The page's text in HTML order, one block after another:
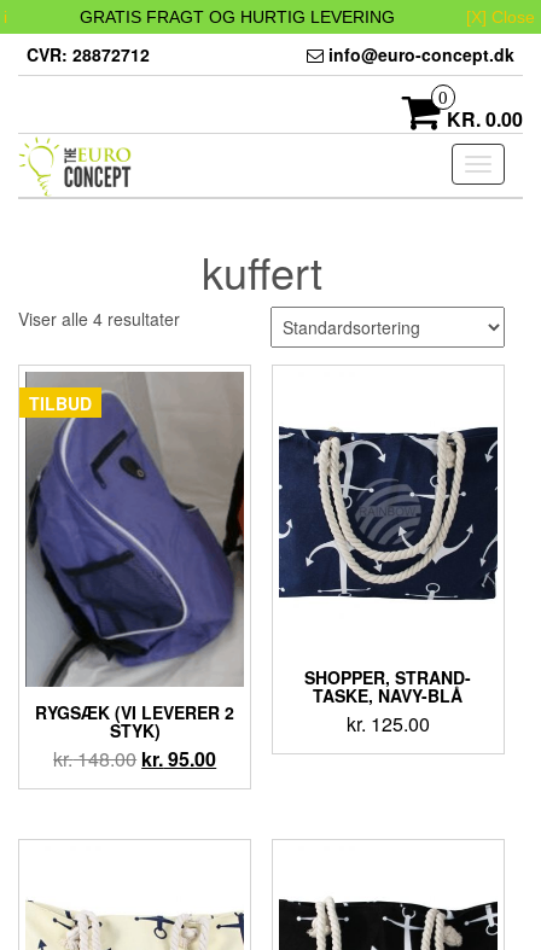
i GRATIS FRAGT OG HURTIG LEVERING [X] Close
SkipCVR: 28872712 info@euro-concept.dk
0
KR. 0.00
Toggle
kuffert
Viser alle 4 resultater
TILBUD
RYGSÆK (VI LEVERER 2
STYK)
kr.148.00 kr.95.00
SHOPPER, STRAND-
TASKE, NAVY-BLÅ
kr. 125.00